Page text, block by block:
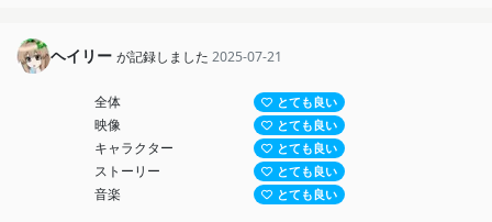
ヘイリー が記録しました 2025-07-21
全体 とても良い
映像 とても良い
キャラクター とても良い
ストーリー とても良い
音楽 とても良い